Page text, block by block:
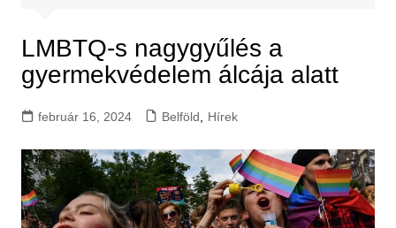
LMBTQ-s nagygyűlés a
gyermekvédelem álcája alatt
február 16, 2024 Belföld Hírek